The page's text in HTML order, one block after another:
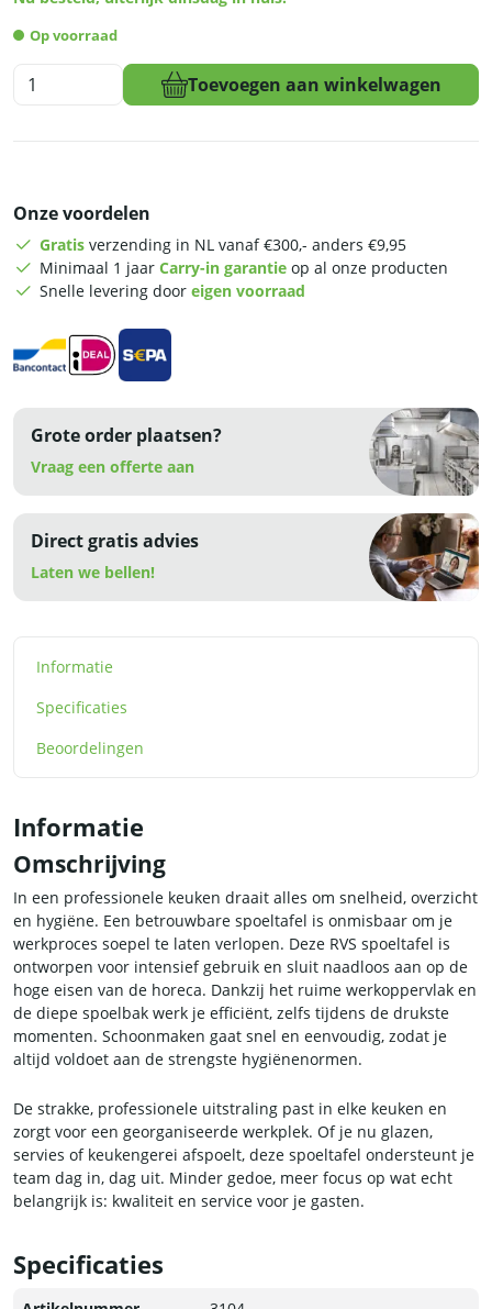
Op voorraad
HCB
Spoeltafel
100
60
cm
aantal
Toevoegen aan winkelwagen
Onze voordelen
Gratis verzending in NL vanaf €300,- anders €9,95
Minimaal 1 jaar Carry-in garantie op al onze producten
Snelle levering door eigen voorraad
Grote order plaatsen?
Vraag een offerte aan
Direct gratis advies
Laten we bellen!
Informatie
Specificaties
Beoordelingen
Informatie
Omschrijving
In een professionele keuken draait alles om snelheid, overzicht
en hygiëne. Een betrouwbare spoeltafel is onmisbaar om je
werkproces soepel te laten verlopen. Deze RVS spoeltafel is
ontworpen voor intensief gebruik en sluit naadloos aan op de
hoge eisen van de horeca. Dankzij het ruime werkoppervlak en
de diepe spoelbak werk je efficiënt, zelfs tijdens de drukste
momenten. Schoonmaken gaat snel en eenvoudig, zodat je
altijd voldoet aan de strengste hygiënenormen.
De strakke, professionele uitstraling past in elke keuken en
zorgt voor een georganiseerde werkplek. Of je nu glazen,
servies of keukengerei afspoelt, deze spoeltafel ondersteunt je
team dag in, dag uit. Minder gedoe, meer focus op wat echt
belangrijk is: kwaliteit en service voor je gasten.
Specificaties